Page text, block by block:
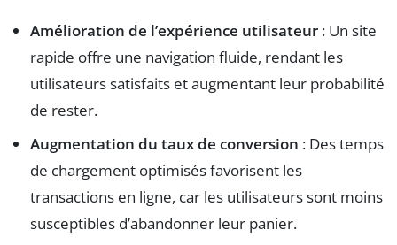
Amélioration de l’expérience utilisateur : Un site
rapide offre une navigation fluide, rendant les
utilisateurs satisfaits et augmentant leur probabilité
de rester.
Augmentation du taux de conversion : Des temps
de chargement optimisés favorisent les
transactions en ligne, car les utilisateurs sont moins
susceptibles d’abandonner leur panier.